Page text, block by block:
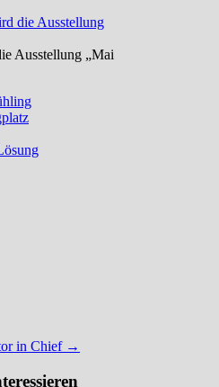
Ausstellung „Mai
in Chief →